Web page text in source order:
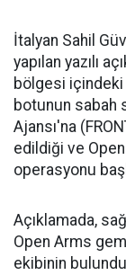
İtalyan Sahil
yapılan yazılı
bölgesi
botunun sabah
Ajansı'na
edildiği ve
operasyonu
Açıklamada,
Open Arms
ekibinin